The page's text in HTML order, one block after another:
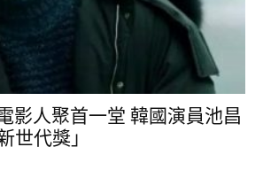
影人聚首一堂 韓國演員池昌
世代獎」